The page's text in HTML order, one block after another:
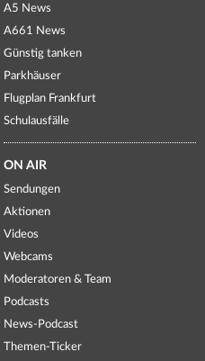
A5 News
A661 News
Günstig tanken
Parkhäuser
Flugplan Frankfurt
Schulausfälle
ON AIR
Sendungen
Aktionen
Videos
Webcams
Moderatoren & Team
Podcasts
News-Podcast
Themen-Ticker